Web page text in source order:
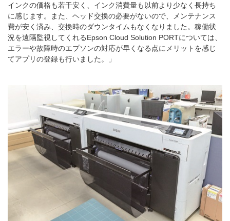
インクの価格も若干安く、インク消費量も以前より少なく長持ち
に感じます。また、ヘッド交換の必要がないので、メンテナンス
費が安く済み、交換時のダウンタイムもなくなりました。稼働状
況を遠隔監視してくれるEpson Cloud Solution PORTについては、
エラーや故障時のエプソンの対応が早くなる点にメリットを感じ
てアプリの登録も行いました。」